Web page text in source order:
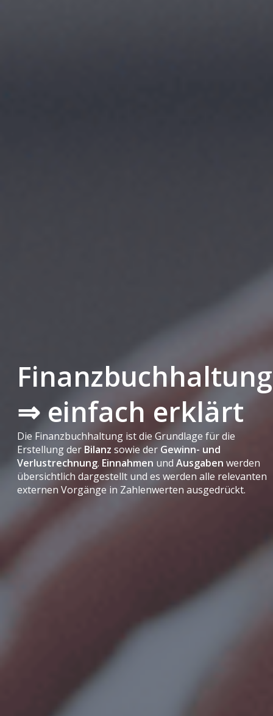
Finanzbuchhaltung
⇒ einfach erklärt
Die Finanzbuchhaltung ist die Grundlage für die
Erstellung der Bilanz sowie der Gewinn- und
Verlustrechnung. Einnahmen undAusgaben werden
übersichtlich dargestellt und es werden alle relevanten
externen Vorgänge in Zahlenwerten ausgedrückt.